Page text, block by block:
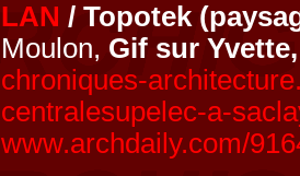
LAN / Topotek
Moulon, Gif sur
chroniques-
centralesupelec-a-
www.archdaily.com/